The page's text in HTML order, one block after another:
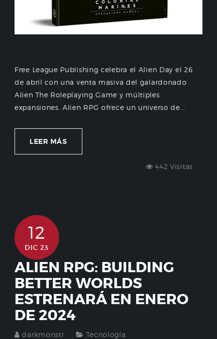
Free League Publishing celebra el Alien Day el 26
de abril con una venta masiva del galardonado
Alien The Roleplaying Game y múltiples
expansiones. Alien RPG ofrece un universo de...
LEER MÁS
442 Visitas
12
DIC 23
ALIEN RPG: BUILDING
BETTER WORLDS
ESTRENARÁ EN ENERO
DE 2024
darkmonstr Tecnología